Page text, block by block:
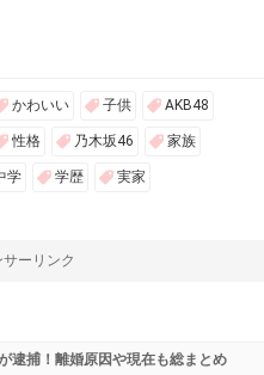
かわいい 子供 AKB48
性格 乃木坂46 家族
学 学歴 実家
ーリンク
逮捕！離婚原因や現在も総まとめ